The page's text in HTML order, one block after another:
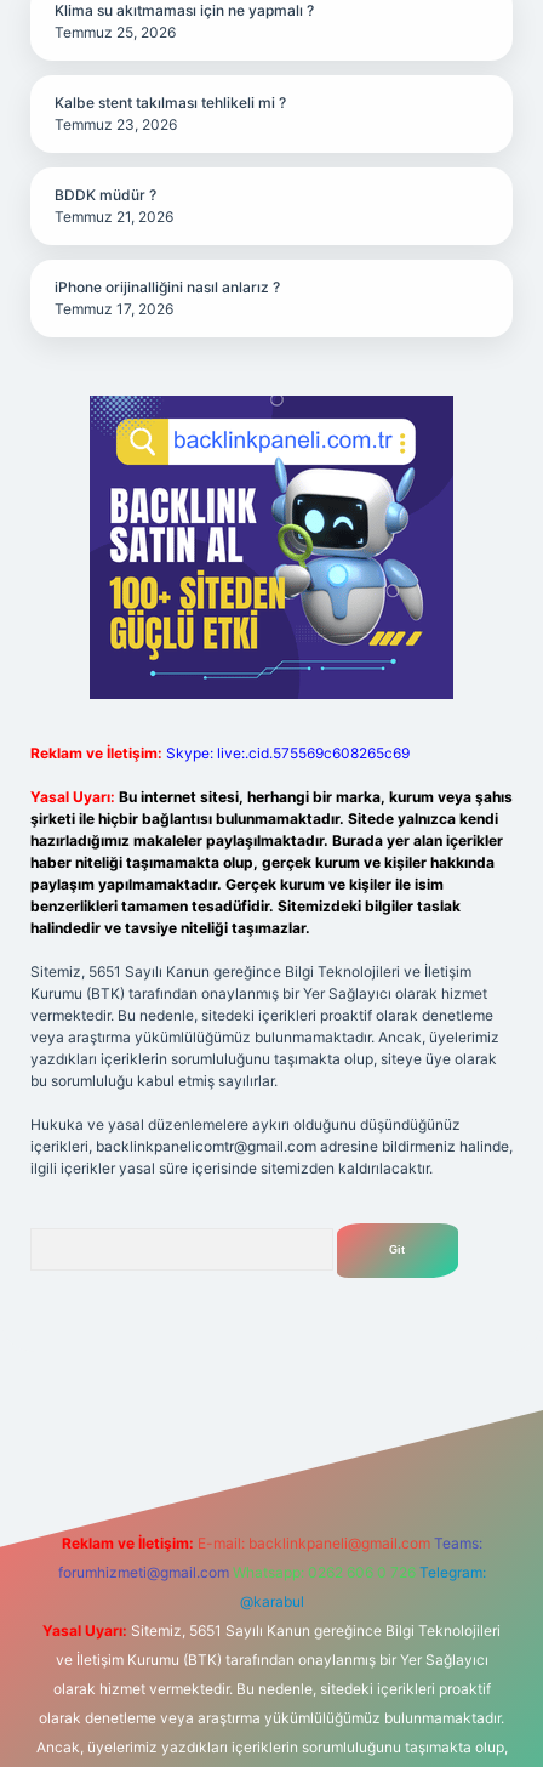
Klima su akıtmaması için ne yapmalı ?
Temmuz 25, 2026
Kalbe stent takılması tehlikeli mi ?
Temmuz 23, 2026
BDDK müdür ?
Temmuz 21, 2026
iPhone orijinalliğini nasıl anlarız ?
Temmuz 17, 2026
Reklam ve İletişim: Skype: live:.cid.575569c608265c69
Yasal Uyarı: Bu internet sitesi, herhangi bir marka, kurum veya şahıs
şirketi ile hiçbir bağlantısı bulunmamaktadır. Sitede yalnızca kendi
hazırladığımız makaleler paylaşılmaktadır. Burada yer alan içerikler
haber niteliği taşımamakta olup, gerçek kurum ve kişiler hakkında
paylaşım yapılmamaktadır. Gerçek kurum ve kişiler ile isim
benzerlikleri tamamen tesadüfidir. Sitemizdeki bilgiler taslak
halindedir ve tavsiye niteliği taşımazlar.
Sitemiz, 5651 Sayılı Kanun gereğince Bilgi Teknolojileri ve İletişim
Kurumu (BTK) tarafından onaylanmış bir Yer Sağlayıcı olarak hizmet
vermektedir. Bu nedenle, sitedeki içerikleri proaktif olarak denetleme
veya araştırma yükümlülüğümüz bulunmamaktadır. Ancak, üyelerimiz
yazdıkları içeriklerin sorumluluğunu taşımakta olup, siteye üye olarak
bu sorumluluğu kabul etmiş sayılırlar.
Hukuka ve yasal düzenlemelere aykırı olduğunu düşündüğünüz
içerikleri, backlinkpanelicomtr@gmail.com adresine bildirmeniz halinde,
ilgili içerikler yasal süre içerisinde sitemizden kaldırılacaktır.
Reklam ve İletişim: E-mail: backlinkpaneli@gmail.com Teams:
forumhizmeti@gmail.com Whatsapp: 0262 606 0 726 Telegram:
@karabul
Yasal Uyarı: Sitemiz, 5651 Sayılı Kanun gereğince Bilgi Teknolojileri
ve İletişim Kurumu (BTK) tarafından onaylanmış bir Yer Sağlayıcı
olarak hizmet vermektedir. Bu nedenle, sitedeki içerikleri proaktif
olarak denetleme veya araştırma yükümlülüğümüz bulunmamaktadır.
Ancak, üyelerimiz yazdıkları içeriklerin sorumluluğunu taşımakta olup,